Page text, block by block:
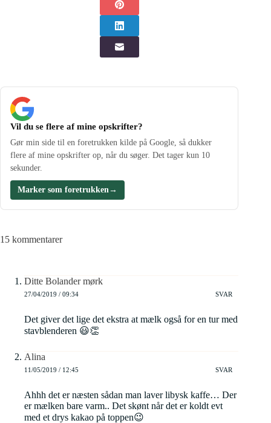
Vil du se flere af mine opskrifter?
Gør min side til en foretrukken kilde på Google, så dukker
flere af mine opskrifter op, når du søger. Det tager kun 10
sekunder.
Marker som foretrukken →
15 kommentarer
Ditte Bolander mørk
27/04/2019 / 09:34 SVAR
Det giver det lige det ekstra at mælk også for en tur med
stavblenderen 😃👏
Alina
11/05/2019 / 12:45 SVAR
Ahhh det er næsten sådan man laver libysk kaffe… Der
er mælken bare varm.. Det skønt når det er koldt evt
med et drys kakao på toppen😉